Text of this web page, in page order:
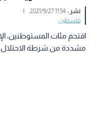
نشر :11:54 2021/9/27
|
فلسطين
اقتحم مئات المستوطنين،
مشددة من شرطة الاحتلال